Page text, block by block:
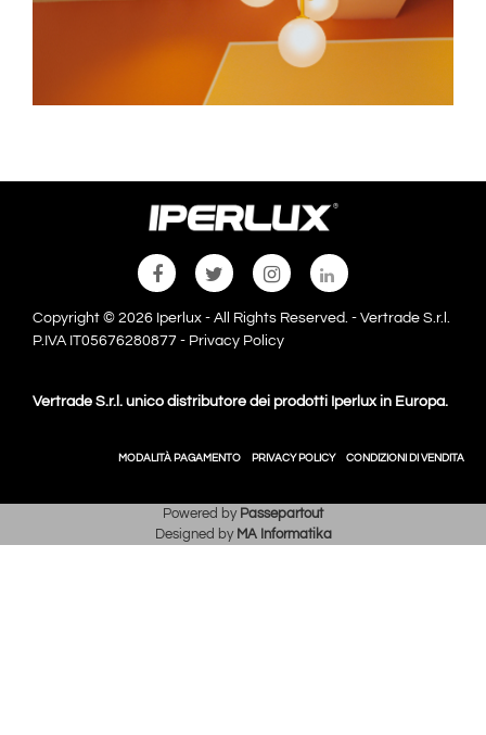
Copyright © 2026 Iperlux - All Rights Reserved. - Vertrade S.r.l.
P.IVA IT05676280877 - Privacy Policy
Vertrade S.r.l. unico distributore dei prodotti Iperlux in Europa.
MODALITÀ PAGAMENTO PRIVACY POLICY CONDIZIONI DI VENDITA
Powered by Passepartout
Designed by MA Informatika